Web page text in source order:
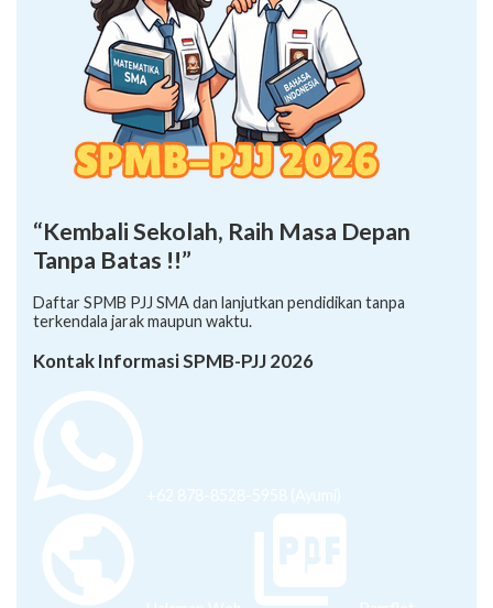
“Kembali Sekolah, Raih Masa Depan
Tanpa Batas !!”
Daftar SPMB PJJ SMA dan lanjutkan pendidikan tanpa
terkendala jarak maupun waktu.
Kontak Informasi SPMB-PJJ 2026
+62 878-8528-5958 (Ayumi)